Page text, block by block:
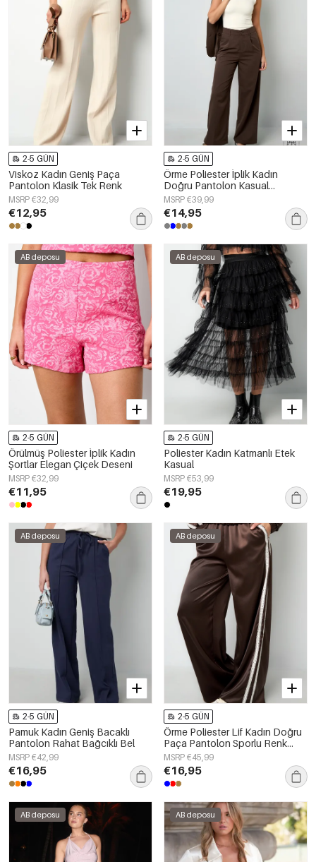
2-5 GÜN
Viskoz Kadın Geniş Paça
Pantolon Klasik Tek Renk
MSRP €32,99
€12,95
2-5 GÜN
Örme Poliester İplik Kadın
Doğru Pantolon Kasual
Sonbahar/Kış
MSRP €39,99
€14,95
AB deposu
2-5 GÜN
Örülmüş Poliester İplik Kadın
Şortlar Elegan Çiçek Deseni
MSRP €32,99
€11,95
AB deposu
2-5 GÜN
Poliester Kadın Katmanlı Etek
Kasual
MSRP €53,99
€19,95
AB deposu
2-5 GÜN
Pamuk Kadın Geniş Bacaklı
Pantolon Rahat Bağcıklı Bel
MSRP €42,99
€16,95
AB deposu
2-5 GÜN
Örme Poliester Lif Kadın Doğru
Paça Pantolon Sporlu Renk
Karşıtlığı
MSRP €45,99
€16,95
AB deposu AB deposu